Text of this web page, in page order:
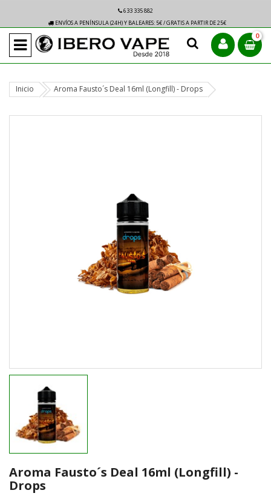
633 335 882
ENVÍOS A PENÍNSULA (24H) Y BALEARES: 5€ / GRATIS A PARTIR DE 25€
0
Inicio Aroma Fausto´s Deal 16ml (Longfill) - Drops
Aroma Fausto´s Deal 16ml (Longfill) -
Drops